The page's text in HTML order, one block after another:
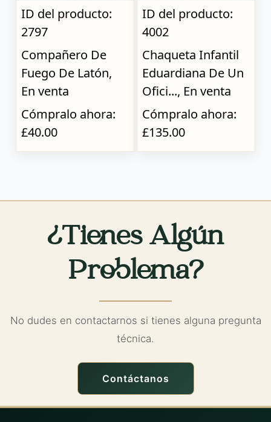
ID del producto:
2797
Compañero De
Fuego De Latón,
En venta
Cómpralo ahora:
£40.00
ID del producto:
4002
Chaqueta Infantil
Eduardiana De Un
Ofici..., En venta
Cómpralo ahora:
£135.00
¿Tienes Algún
Problema?
No dudes en contactarnos si tienes alguna pregunta
técnica.
Contáctanos